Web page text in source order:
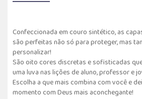
Confeccionada em couro sintético, as
são perfeitas não só para proteger, mas
personalizar!
São oito cores discretas e sofisticadas
uma luva nas lições de aluno, professor e
Escolha a que mais combina com você e
momento com Deus mais aconchegante!